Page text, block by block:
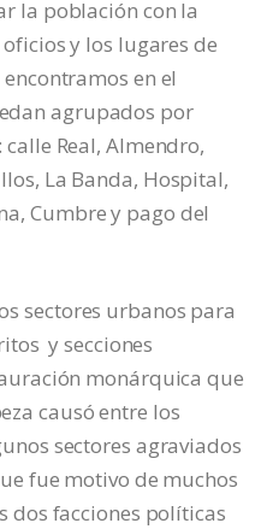
la población con la
y los lugares de
en el
agrupados por
Real, Almendro,
La Banda, Hospital,
Cumbre y pago del
sectores urbanos para
y secciones
monárquica que
causó entre los
sectores agraviados
fue motivo de muchos
dos facciones políticas